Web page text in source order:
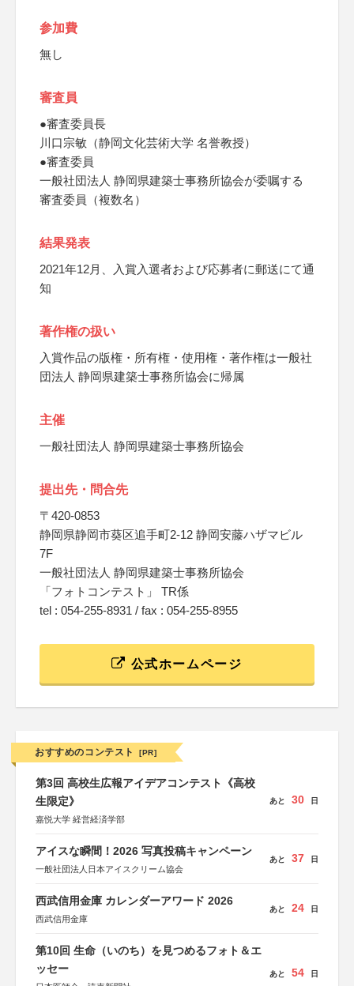
参加費
無し
審査員
●審査委員長
川口宗敏（静岡文化芸術大学 名誉教授）
●審査委員
一般社団法人 静岡県建築士事務所協会が委嘱する
審査委員（複数名）
結果発表
2021年12月、入賞入選者および応募者に郵送にて通
知
著作権の扱い
入賞作品の版権・所有権・使用権・著作権は一般社
団法人 静岡県建築士事務所協会に帰属
主催
一般社団法人 静岡県建築士事務所協会
提出先・問合先
〒420-0853
静岡県静岡市葵区追手町2-12 静岡安藤ハザマビル
7F
一般社団法人 静岡県建築士事務所協会
「フォトコンテスト」 TR係
tel : 054-255-8931 / fax : 054-255-8955
公式ホームページ
おすすめのコンテスト [PR]
第3回 高校生広報アイデアコンテスト《高校
生限定》
嘉悦大学 経営経済学部
あと 30 日
アイスな瞬間！2026 写真投稿キャンペーン
一般社団法人日本アイスクリーム協会
あと 37 日
西武信用金庫 カレンダーアワード 2026
西武信用金庫
あと 24 日
第10回 生命（いのち）を見つめるフォト＆エ
ッセー
あと 54 日